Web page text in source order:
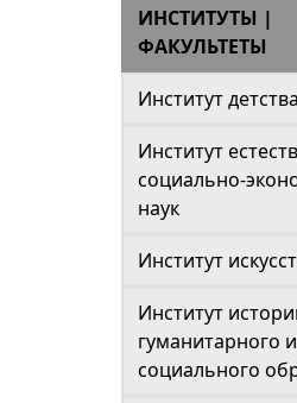
ИНСТИТУТЫ |
ФАКУЛЬТЕТЫ
Институт детства
Институт
социально-
наук
Институт
Институт
гуманитарного и
социального